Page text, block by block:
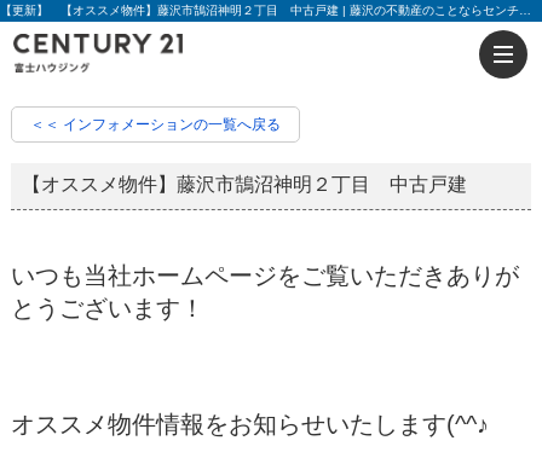
＜＜ インフォメーションの一覧へ戻る
【オススメ物件】藤沢市鵠沼神明２丁目 中古戸建
いつも当社ホームページをご覧いただきありが
とうございます！
オススメ物件情報をお知らせいたします(^^♪